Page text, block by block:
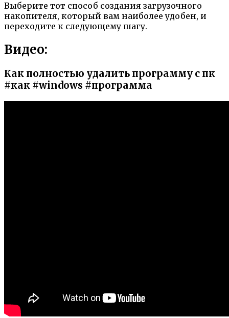
Выберите тот способ создания загрузочного
накопителя, который вам наиболее удобен, и
переходите к следующему шагу.
Видео:
Как полностью удалить программу с пк
#как #windows #программа